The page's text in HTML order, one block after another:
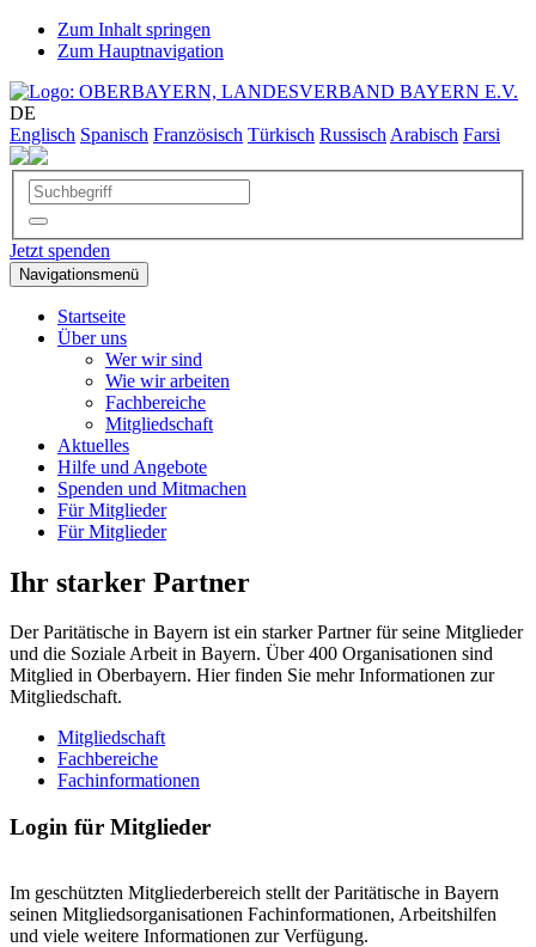
Zum Inhalt springen
Zum Hauptnavigation
DE
Englisch Spanisch Französisch Türkisch Russisch Arabisch Farsi
Jetzt spenden
Navigationsmenü
Startseite
Über uns
Wer wir sind
Wie wir arbeiten
Fachbereiche
Mitgliedschaft
Aktuelles
Hilfe und Angebote
Spenden und Mitmachen
Für Mitglieder
Für Mitglieder
Ihr starker Partner
Der Paritätische in Bayern ist ein starker Partner für seine Mitglieder
und die Soziale Arbeit in Bayern. Über 400 Organisationen sind
Mitglied in Oberbayern. Hier finden Sie mehr Informationen zur
Mitgliedschaft.
Mitgliedschaft
Fachbereiche
Fachinformationen
Login für Mitglieder
Im geschützten Mitgliederbereich stellt der Paritätische in Bayern
seinen Mitgliedsorganisationen Fachinformationen, Arbeitshilfen
und viele weitere Informationen zur Verfügung.